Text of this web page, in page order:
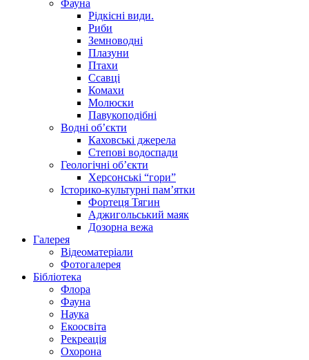
Фауна
Рідкісні види.
Риби
Земноводні
Плазуни
Птахи
Ссавці
Комахи
Молюски
Павукоподібні
Водні об’єкти
Каховські джерела
Степові водоспади
Геологічні об’єкти
Херсонські “гори”
Історико-культурні пам’ятки
Фортеця Тягин
Аджигольський маяк
Дозорна вежа
Галерея
Відеоматеріали
Фотогалерея
Бібліотека
Флора
Фауна
Наука
Екоосвіта
Рекреація
Охорона